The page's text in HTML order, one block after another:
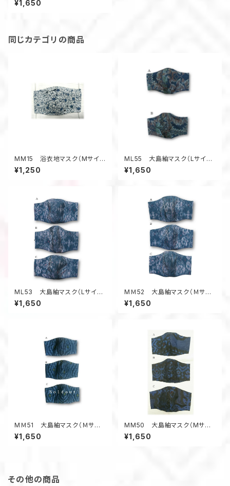
¥1,650
同じカテゴリの商品
MM15 浴衣地マスク（Mサイ
ズ・蔦柄）
¥1,250
ML55 大島紬マスク（Lサイ
ズ・黒系・葉っぱ柄）
¥1,650
ML53 大島紬マスク（Lサイ
ズ・グレー系・絣風柄）
¥1,650
MＭ52 大島紬マスク（Ｍサイ
ズ・グレー系・絣風柄）
¥1,650
MＭ51 大島紬マスク（Ｍサイ
ズ・黒系・アールデコ風柄）
¥1,650
MM50 大島紬マスク（Mサイ
ズ・青系・幾何学柄）
¥1,650
その他の商品